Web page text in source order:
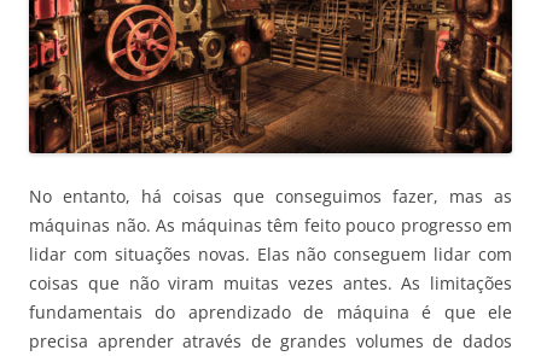
No entanto, há coisas que conseguimos fazer, mas as
máquinas não. As máquinas têm feito pouco progresso em
lidar com situações novas. Elas não conseguem lidar com
coisas que não viram muitas vezes antes. As limitações
fundamentais do aprendizado de máquina é que ele
precisa aprender através de grandes volumes de dados